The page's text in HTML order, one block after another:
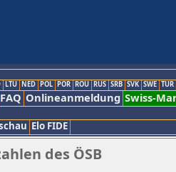
LTU NED POL POR ROU RUS SRB SVK SWE TUR
FAQ Onlineanmeldung Swiss-
Elo FIDE
des ÖSB